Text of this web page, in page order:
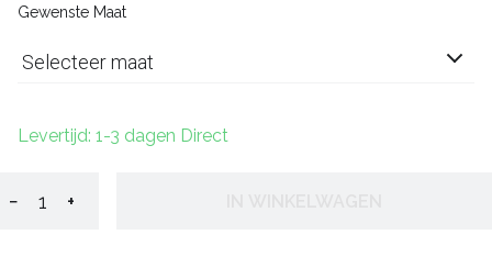
Gewenste Maat
Selecteer maat
Levertijd: 1-3 dagen Direct
− +